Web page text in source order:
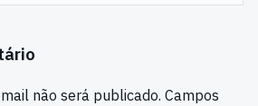
não será publicado. Campos